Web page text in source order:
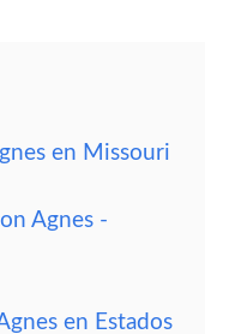
en Missouri
Agnes -
en Estados